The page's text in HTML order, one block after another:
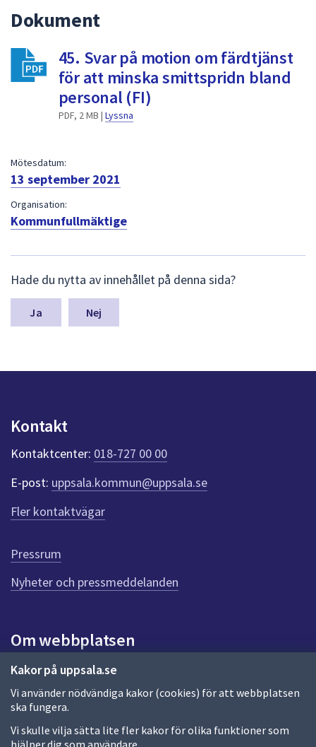
välja
något
Kakor på uppsala.se
Vi använder nödvändiga kakor (cookies) för att webbplatsen
ska fungera.
Vi skulle vilja sätta lite fler kakor för olika funktioner som
hjälper dig som användare.
Dokument
45. Svar på motion om färdtjänst
för att minska smittspridn bland
personal (FI)
PDF, 2 MB | Lyssna
Mötesdatum:
13 september 2021
Organisation:
Kommunfullmäktige
ä
m
a
n
k
t
e
r
f
ö
r
e
n
n
a
d
a
Hade du nytta av innehållet på denna sida?
Nej
Kontakt
Kontaktcenter: 018-727 00 00
E-post: uppsala.kommun@uppsala.se
Fler kontaktvägar
Pressrum
Nyheter och pressmeddelanden
Om webbplatsen
Om webbplatsen
Allmänna handlingar och diarium
Behandling av personuppgifter